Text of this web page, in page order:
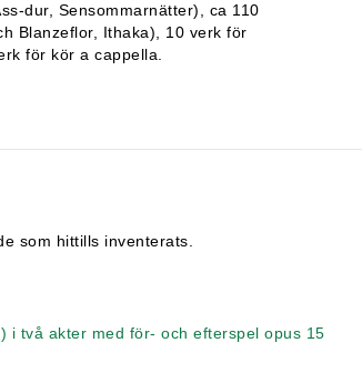
dur, Sensommarnätter), ca 110
Blanzeflor, Ithaka), 10 verk för
för kör a cappella.
som hittills inventerats.
två akter med för- och efterspel opus 15